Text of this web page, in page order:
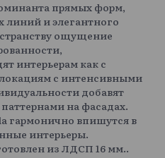
прямых форм,
и элегантного
ощущение
интерьерам как с
с интенсивными
добавят
на фасадах.
гармонично впишутся в
интерьеры.
из ЛДСП 16 мм..